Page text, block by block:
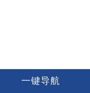
一键导航